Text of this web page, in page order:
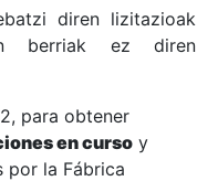
diren lizitazioak
berriak ez diren
para obtener
en curso y
por la Fábrica